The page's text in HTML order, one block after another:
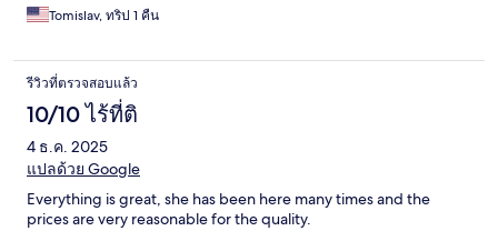
Tomislav, ทริป 1 คืน
รีวิวที่ตรวจสอบแล้ว
10/10 ไร้ที่ติ
4 ธ.ค. 2025
แปลด้วย Google
Everything is great, she has been here many times and the
prices are very reasonable for the quality.